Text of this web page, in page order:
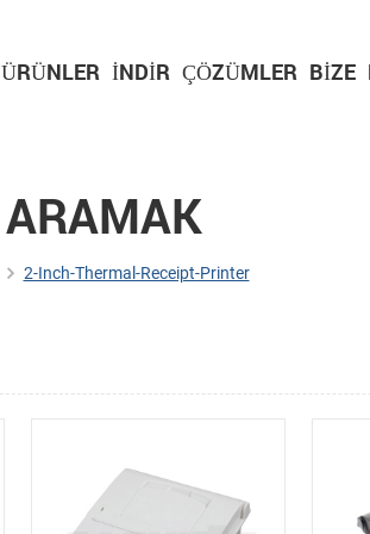
ÜRÜNLER İNDIR ÇÖZÜMLER BIZE
ARAMAK
2-Inch-Thermal-Receipt-Printer